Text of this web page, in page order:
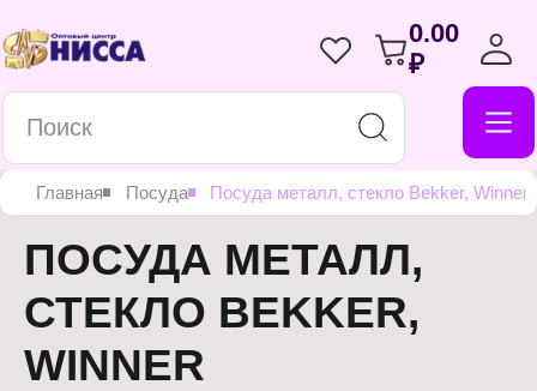
0.00
₽
Главная Посуда Посуда металл, стекло Bekker, Winner
ПОСУДА МЕТАЛЛ,
СТЕКЛО BEKKER,
WINNER